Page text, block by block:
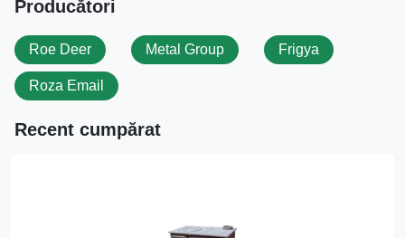
Producători
Roe Deer Metal Group Frigya
Roza Email
Recent cumpărat